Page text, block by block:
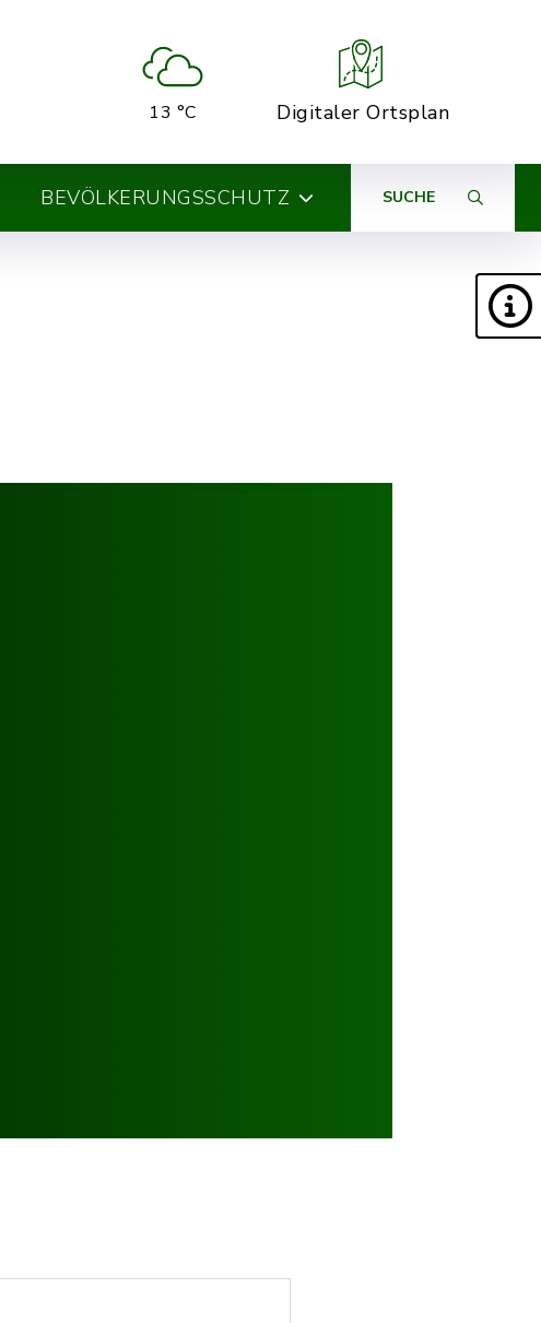
13 °C Digitaler Ortsplan
BEVÖLKERUNGSSCHUTZ SUCHE